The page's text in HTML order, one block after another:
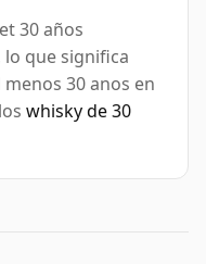
30 años
lo que significa
30 anos en
whisky de 30